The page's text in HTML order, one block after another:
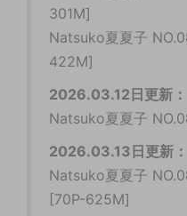
301M]
Natsuko夏夏子
422M]
2026.03.12 日更新：
Natsuko夏夏子
2026.03.13日更新：
Natsuko夏夏子
[70P-625M]